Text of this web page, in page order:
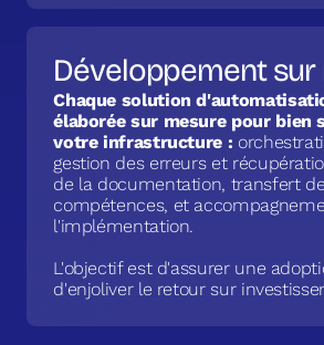
Développement
Chaque solution
élaborée sur mesure pour bien
votre infrastructure :
gestion des erreurs et
de la documentation, transfert de
compétences, et
l'implémentation.
L'objectif est d'assurer une
d'enjoliver le retour sur